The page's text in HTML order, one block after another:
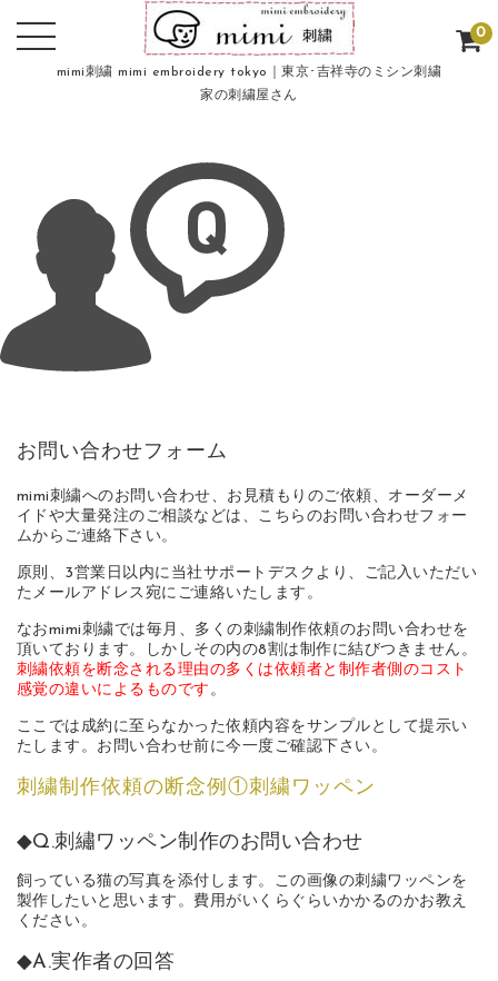
mimi刺繍 mimi embroidery tokyo｜東京･吉祥寺のミシン刺繍
家の刺繍屋さん
0
お問い合わせフォーム
mimi刺繍へのお問い合わせ、お見積もりのご依頼、オーダーメ
イドや大量発注のご相談などは、こちらのお問い合わせフォー
ムからご連絡下さい。
原則、3営業日以内に当社サポートデスクより、ご記入いただい
たメールアドレス宛にご連絡いたします。
なおmimi刺繍では毎月、多くの刺繍制作依頼のお問い合わせを
頂いております。しかしその内の8割は制作に結びつきません。
刺繍依頼を断念される理由の多くは依頼者と制作者側のコスト
感覚の違いによるものです 。
ここでは成約に至らなかった依頼内容をサンプルとして提示い
たします。お問い合わせ前に今一度ご確認下さい。
刺繍制作依頼の断念例①刺繍ワッペン
◆Q.刺繡ワッペン制作のお問い合わせ
飼っている猫の写真を添付します。この画像の刺繍ワッペンを
製作したいと思います。費用がいくらぐらいかかるのかお教え
ください。
◆A.実作者の回答